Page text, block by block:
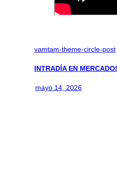
vamtam-theme-circle-post
INTRADÍA EN
mayo 14, 2026